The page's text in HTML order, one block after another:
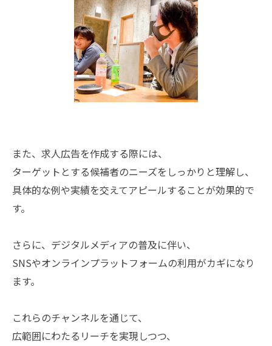
また、求人広告を作成する際には、
ターゲットとする候補者のニーズをしっかりと理解し、
具体的な例や実績を交えてアピールすることが効果的で
す。
さらに、デジタルメディアの普及に伴い、
SNSやオンラインプラットフォームの利用がカギになり
ます。
これらのチャンネルを通じて、
広範囲にわたるリーチを実現しつつ、